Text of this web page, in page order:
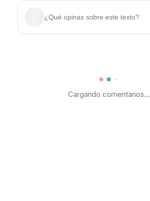
¿Qué opinas sobre este texto?
Cargando comentarios...